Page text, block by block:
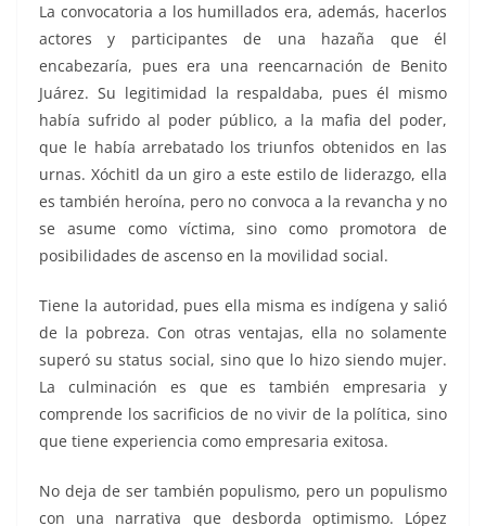
La convocatoria a los humillados era, además, hacerlos
actores y participantes de una hazaña que él
encabezaría, pues era una reencarnación de Benito
Juárez. Su legitimidad la respaldaba, pues él mismo
había sufrido al poder público, a la mafia del poder,
que le había arrebatado los triunfos obtenidos en las
urnas. Xóchitl da un giro a este estilo de liderazgo, ella
es también heroína, pero no convoca a la revancha y no
se asume como víctima, sino como promotora de
posibilidades de ascenso en la movilidad social.
Tiene la autoridad, pues ella misma es indígena y salió
de la pobreza. Con otras ventajas, ella no solamente
superó su status social, sino que lo hizo siendo mujer.
La culminación es que es también empresaria y
comprende los sacrificios de no vivir de la política, sino
que tiene experiencia como empresaria exitosa.
No deja de ser también populismo, pero un populismo
con una narrativa que desborda optimismo. López